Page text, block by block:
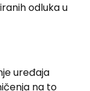
odluka u
uređaja
na to